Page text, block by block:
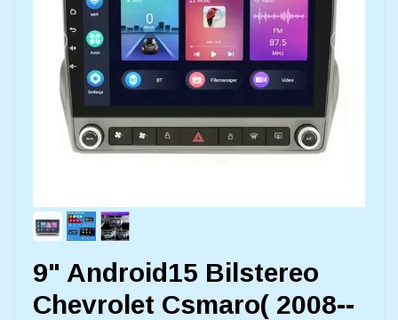
9" Android15 Bilstereo
Chevrolet Csmaro( 2008--